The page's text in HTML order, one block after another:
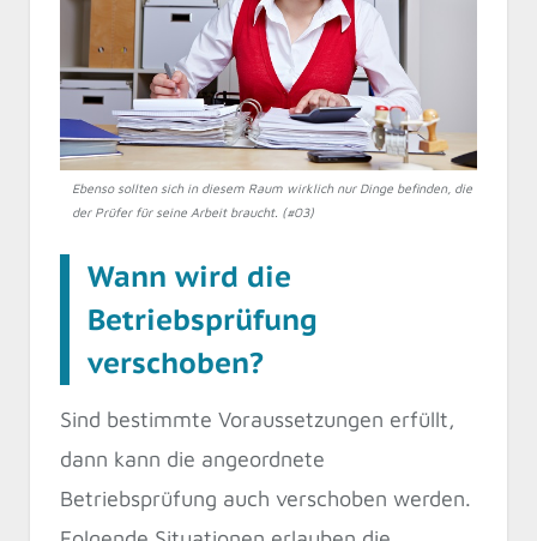
Ebenso sollten sich in diesem Raum wirklich nur Dinge befinden, die
der Prüfer für seine Arbeit braucht. (#03)
Wann wird die
Betriebsprüfung
verschoben?
Sind bestimmte Voraussetzungen erfüllt,
dann kann die angeordnete
Betriebsprüfung auch verschoben werden.